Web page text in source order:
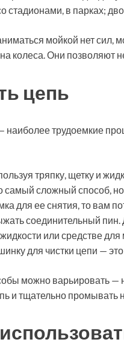
стадионами, в парках;
мойкой нет сил,
колеса. Они позволяют
цепь
наиболее трудоемкие
тряпку, щетку и
самый сложный способ,
для ее снятия, то вам
соединительный
или средстве для
для чистки цепи —
можно варьировать
и тщательно промывать